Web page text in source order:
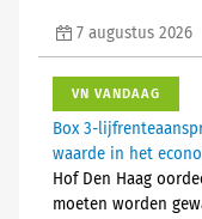
7 augustus 2026
VN VANDAAG
Box 3-
waarde in het
Hof Den Haag
moeten worden